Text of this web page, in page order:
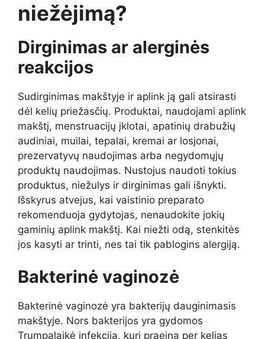
niežėjimą?
Dirginimas ar alerginės
reakcijos
Sudirginimas makštyje ir aplink ją gali atsirasti
dėl kelių priežasčių. Produktai, naudojami aplink
makštį, menstruacijų įklotai, apatinių drabužių
audiniai, muilai, tepalai, kremai ar losjonai,
prezervatyvų naudojimas arba negydomųjų
produktų naudojimas. Nustojus naudoti tokius
produktus, niežulys ir dirginimas gali išnykti.
Išskyrus atvejus, kai vaistinio preparato
rekomenduoja gydytojas, nenaudokite jokių
gaminių aplink makštį. Kai niežti odą, stenkitės
jos kasyti ar trinti, nes tai tik pablogins alergiją.
Bakterinė vaginozė
Bakterinė vaginozė yra bakterijų dauginimasis
makštyje. Nors bakterijos yra gydomos
Trumpalaikė infekcija, kuri praeina per kelias